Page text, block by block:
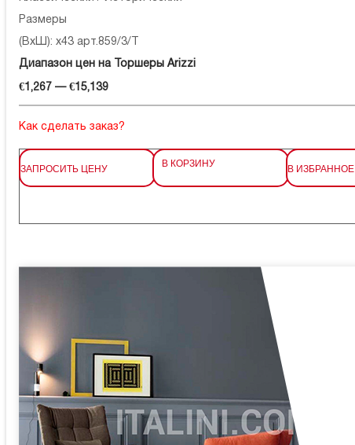
Размеры
(ВхШ): x43 арт.859/3/T
Диапазон цен на Торшеры Arizzi
€1,267 — €15,139
Как сделать заказ?
ЗАПРОСИТЬ ЦЕНУ В КОРЗИНУ В ИЗБРАННОЕ